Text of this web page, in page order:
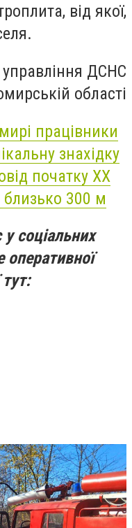
від якої,
ДСНС
області
працівники
знахідку
початку ХХ
близько 300 м
соціальних